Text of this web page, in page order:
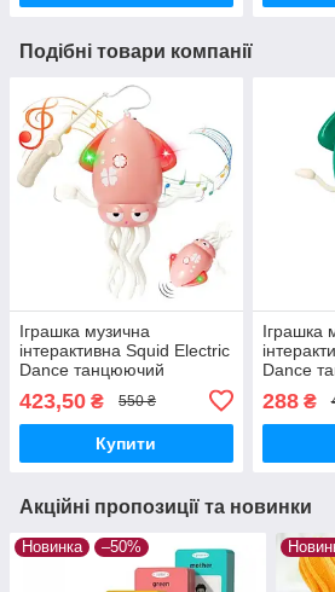
Подібні товари компанії
Іграшка музична
інтерактивна Squid Electric
Dance танцюючий
Рожевий
423,50 ₴ 550 ₴
Купити
Іграшка
Dance
Зелений
288₴
Акційні пропозиції та новинки
Новинка –50%